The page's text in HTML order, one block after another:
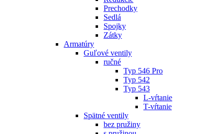
Prechodky
Sedlá
Spojky
Zátky
Armatúry
Guľové ventily
ručné
Typ 546 Pro
Typ 542
Typ 543
L-vŕtanie
T-vŕtanie
Spätné ventily
bez pružiny